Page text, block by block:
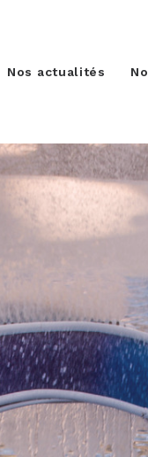
Nos actualités